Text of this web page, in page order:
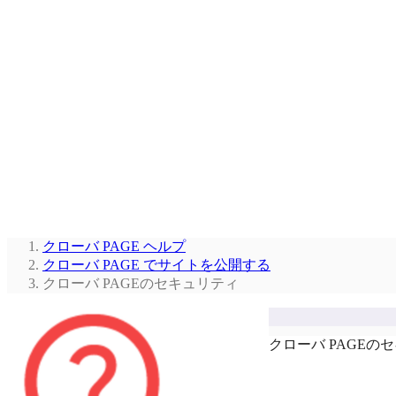
クローバ PAGE ヘルプ
クローバ PAGE でサイトを公開する
クローバ PAGEのセキュリティ
クローバ PAGEの